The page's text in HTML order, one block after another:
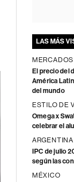
LAS MÁS
MERCADOS
El precio del
América
del mundo
ESTILO DE
Omega x
celebrar el
ARGENTINA
IPC de julio
según las
MÉXICO